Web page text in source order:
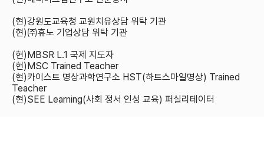
(현)강원도교육청 교원치유상담 위탁 기관
(현)㈜휴노 기업상담 위탁 기관
(현)MBSR L.1 국제 지도자
(현)MSC Trained Teacher
(현)카이스트 명상과학연구소 HST(하트스마일명상) Trained
Teacher
(현)SEE Learning(사회 정서 인성 교육) 퍼실리테이터